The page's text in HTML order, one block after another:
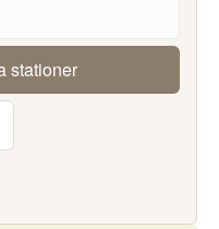
stationer